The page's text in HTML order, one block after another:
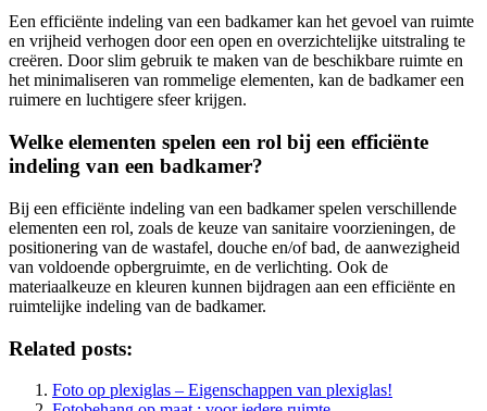
Een efficiënte indeling van een badkamer kan het gevoel van ruimte
en vrijheid verhogen door een open en overzichtelijke uitstraling te
creëren. Door slim gebruik te maken van de beschikbare ruimte en
het minimaliseren van rommelige elementen, kan de badkamer een
ruimere en luchtigere sfeer krijgen.
Welke elementen spelen een rol bij een efficiënte
indeling van een badkamer?
Bij een efficiënte indeling van een badkamer spelen verschillende
elementen een rol, zoals de keuze van sanitaire voorzieningen, de
positionering van de wastafel, douche en/of bad, de aanwezigheid
van voldoende opbergruimte, en de verlichting. Ook de
materiaalkeuze en kleuren kunnen bijdragen aan een efficiënte en
ruimtelijke indeling van de badkamer.
Related posts:
Foto op plexiglas – Eigenschappen van plexiglas!